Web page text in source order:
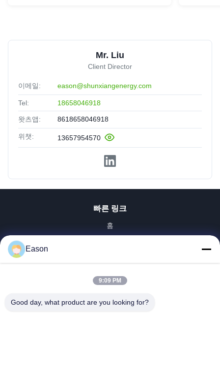
Mr. Liu
Client Director
이메일: eason@shunxiangenergy.com
Tel: 18658046918
왓츠앱: 8618658046918
위챗: 13657954570
빠른 링크
홈
공장 투어
연락처
Eason
9:09 PM
Good day, what product are you looking for?